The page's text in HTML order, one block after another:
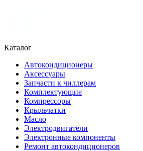
Каталог
Автокондиционеры
Аксессуары
Запчасти к чиллерам
Комплектующие
Компрессоры
Крыльчатки
Масло
Электродвигатели
Электронные компоненты
Ремонт автокондиционеров